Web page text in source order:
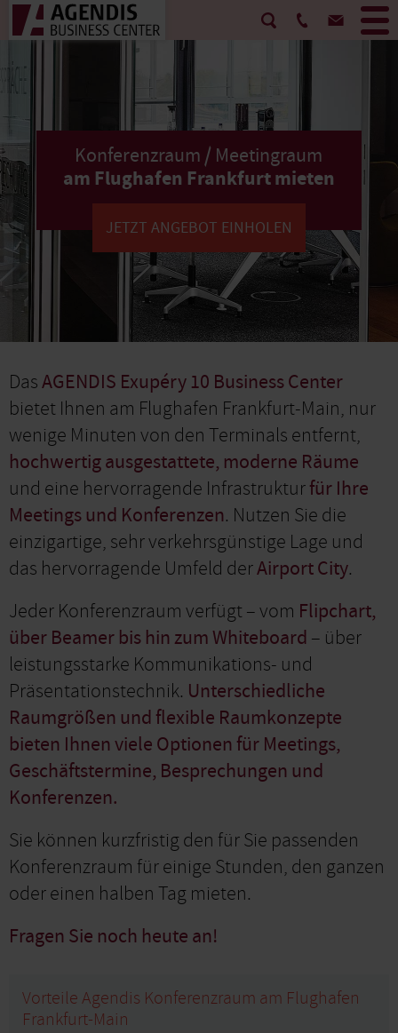
Konferenzraum / Meetingraum
am Flughafen Frankfurt mieten
JETZT ANGEBOT EINHOLEN
DasAGENDIS Exupéry 10 Business Center
bietet Ihnen am Flughafen Frankfurt-Main, nur
wenige Minuten von den Terminals entfernt,
hochwertig ausgestattete, moderne Räume
und eine hervorragende Infrastrukturfür Ihre
Meetings und Konferenzen. Nutzen Sie die
einzigartige, sehr verkehrsgünstige Lage und
das hervorragende Umfeld derAirport City.
Jeder Konferenzraum verfügt – vom Flipchart,
über Beamer bis hin zum Whiteboard – über
leistungsstarke Kommunikations- und
Präsentationstechnik. Unterschiedliche
Raumgrößen und flexible Raumkonzepte
bieten Ihnen viele Optionen für Meetings,
Geschäftstermine, Besprechungen und
Konferenzen.
Sie können kurzfristig den für Sie passenden
Konferenzraum für einige Stunden, den ganzen
oder einen halben Tag mieten.
Fragen Sie noch heute an!
Vorteile Agendis Konferenzraum am Flughafen
Frankfurt-Main